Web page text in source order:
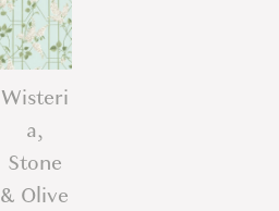
Wisteri
a,
Stone
& Olive